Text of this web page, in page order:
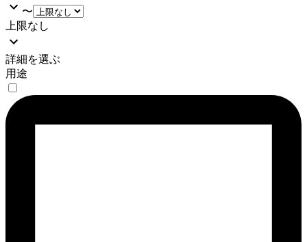
〜
上限なし
詳細を選ぶ
用途